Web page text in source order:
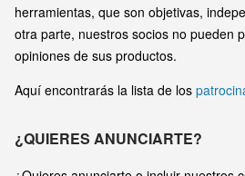
herramientas, que son objetivas,
otra parte, nuestros socios no pueden
opiniones de sus productos.
Aquí encontrarás la lista de los
¿QUIERES ANUNCIARTE?